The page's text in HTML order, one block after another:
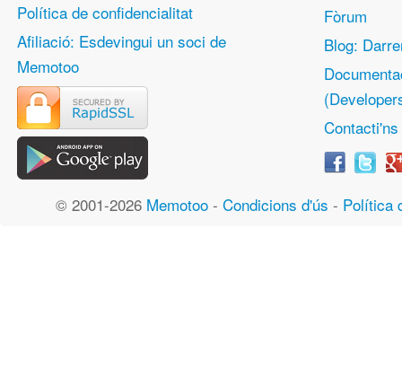
Política de confidencialitat
Afiliació: Esdevingui un soci de
Memotoo
Fòrum
Blog:
Contacti'ns
© 2001-2026 Memotoo - Condicions d'ús - Política